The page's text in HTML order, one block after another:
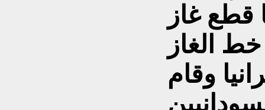
قطع غاز
الغاز
وقام